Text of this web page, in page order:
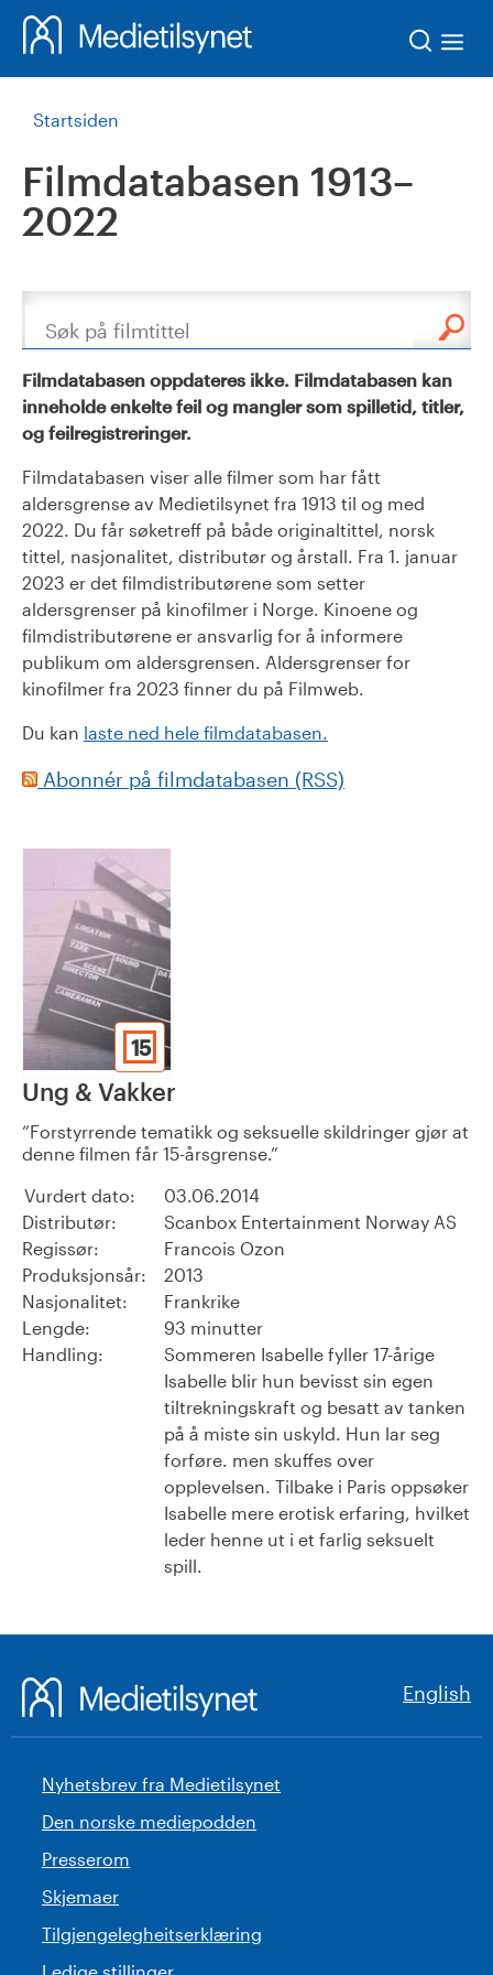
Startsiden
Filmdatabasen 1913–
2022
Søk
Filmdatabasen oppdateres ikke. Filmdatabasen kan
inneholde enkelte feil og mangler som spilletid, titler,
og feilregistreringer.
Filmdatabasen viser alle filmer som har fått
aldersgrense av Medietilsynet fra 1913 til og med
2022. Du får søketreff på både originaltittel, norsk
tittel, nasjonalitet, distributør og årstall. Fra 1. januar
2023 er det filmdistributørene som setter
aldersgrenser på kinofilmer i Norge. Kinoene og
filmdistributørene er ansvarlig for å informere
publikum om aldersgrensen. Aldersgrenser for
kinofilmer fra 2023 finner du på Filmweb.
Du kan laste ned hele filmdatabasen.
Abonnér på filmdatabasen (RSS)
15
Ung & Vakker
Forstyrrende tematikk og seksuelle skildringer gjør at
denne filmen får 15-årsgrense.
Vurdert dato:
03.06.2014
Distributør:
Scanbox Entertainment Norway AS
Regissør:
Francois Ozon
Produksjonsår:
2013
Nasjonalitet:
Frankrike
Lengde:
93 minutter
Handling:
Sommeren Isabelle fyller 17-årige
Isabelle blir hun bevisst sin egen
tiltrekningskraft og besatt av tanken
på å miste sin uskyld. Hun lar seg
forføre. men skuffes over
opplevelsen. Tilbake i Paris oppsøker
Isabelle mere erotisk erfaring, hvilket
leder henne ut i et farlig seksuelt
spill.
English
Nyhetsbrev fra Medietilsynet
Den norske mediepodden
Presserom
Skjemaer
Tilgjengelegheitserklæring